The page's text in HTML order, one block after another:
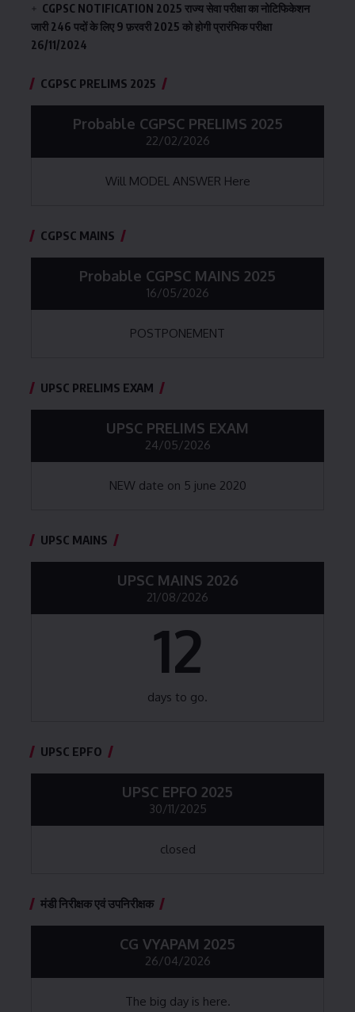
CGPSC NOTIFICATION 2025 राज्य सेवा परीक्षा का नोटिफिकेशन
जारी 246 पदों के लिए 9 फ़रवरी 2025 को होगी प्रारंभिक परीक्षा
26/11/2024
CGPSC PRELIMS 2025
Probable CGPSC PRELIMS 2025
22/02/2026
Will MODEL ANSWER Here
CGPSC MAINS
Probable CGPSC MAINS 2025
16/05/2026
POSTPONEMENT
UPSC PRELIMS EXAM
UPSC PRELIMS EXAM
24/05/2026
NEW date on 5 june 2020
UPSC MAINS
UPSC MAINS 2026
21/08/2026
12
days to go.
UPSC EPFO
UPSC EPFO 2025
30/11/2025
closed
मंडी निरीक्षक एवं उपनिरीक्षक
CG VYAPAM 2025
26/04/2026
The big day is here.